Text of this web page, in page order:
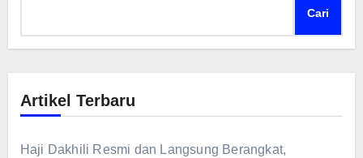
Cari
Artikel Terbaru
Haji Dakhili Resmi dan Langsung Berangkat,